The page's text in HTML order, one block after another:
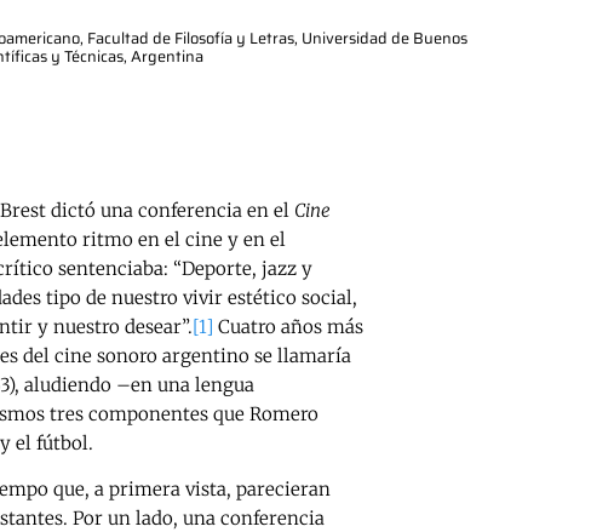
Facultad de Filosofía y Letras, Universidad de Buenos
y Técnicas, Argentina
dictó una conferencia en el Cine
ritmo en el cine y en el
sentenciaba: “Deporte, jazz y
tipo de nuestro vivir estético social,
y nuestro desear”.[1] Cuatro años más
del cine sonoro argentino se llamaría
aludiendo –en una lengua
tres componentes que Romero
el fútbol.
que, a primera vista, parecieran
Por un lado, una conferencia